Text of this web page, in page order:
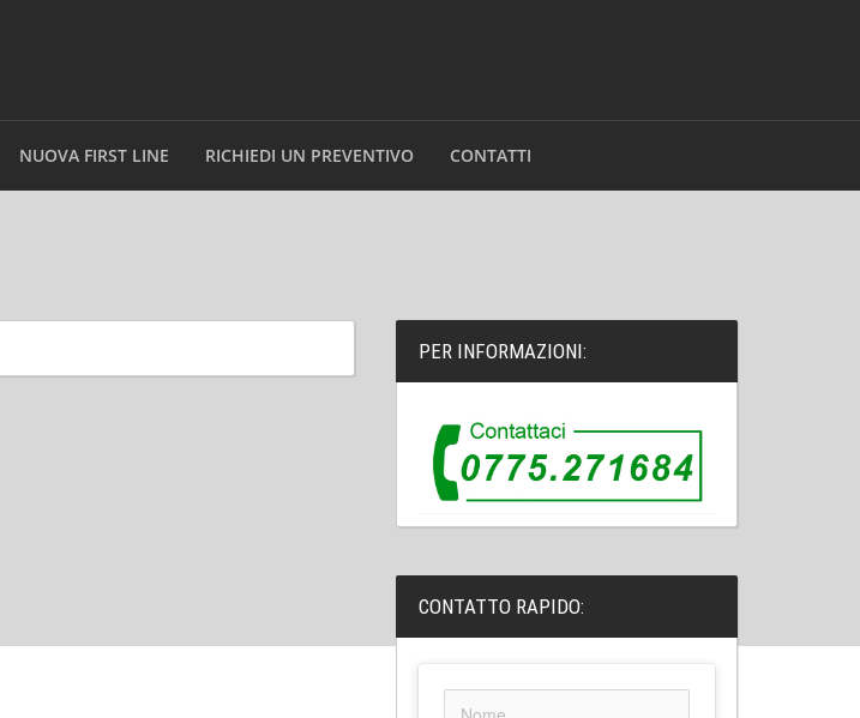
NUOVA FIRST LINE RICHIEDI UN PREVENTIVO CONTATTI
PER INFORMAZIONI:
CONTATTO RAPIDO: